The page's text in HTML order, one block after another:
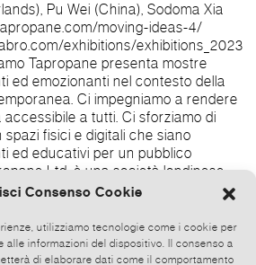
Consenso Cookie
utilizziamo tecnologie come i cookie per
alle informazioni del dispositivo. Il consenso a
di elaborare dati come il comportamento
Pu Wei (China), Sodoma Xia
exhibitions/exhibitions_2023
ed emozionanti nel contesto della
Ci impegniamo a rendere
a tutti. Ci sforziamo di
fisici e digitali che siano
ed educativi per un pubblico
Ltd, è una società londinese.
di esperienza ha già esposto
Pozzati, Giuseppe Teobaldelli,
con Sky Arte, Rai 3,
Musei d'Arte